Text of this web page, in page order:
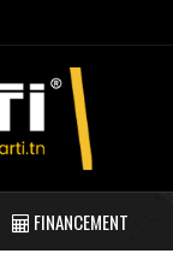
FINANCEMENT